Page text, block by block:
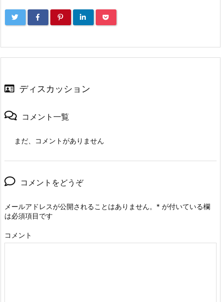
ディスカッション
コメント一覧
まだ、コメントがありません
コメントをどうぞ
メールアドレスが公開されることはありません。 * が付いている欄
は必須項目です
コメント